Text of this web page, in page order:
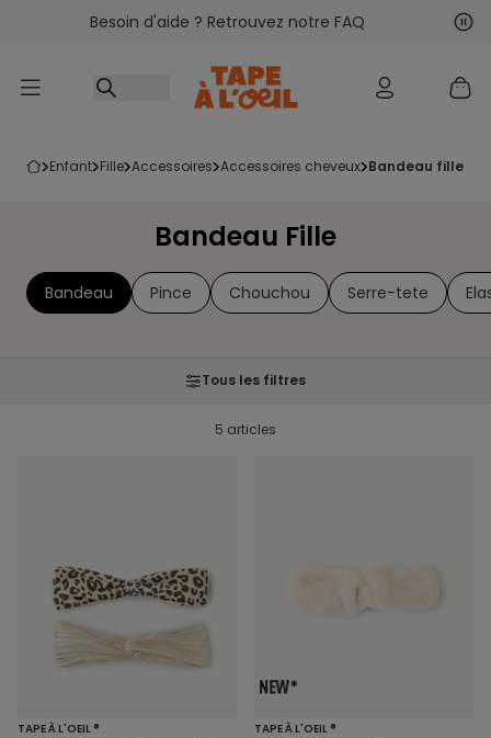
Accéder au contenu
Besoin d'aide ? Retrouvez notre FAQ
enfant fille accessoires accessoires cheveux bandeau fille
Bandeau Fille
Bandeau Pince Chouchou Serre-tete
Tous les filtres
5 articles
TAPE À L'OEIL ® TAPE À L'OEIL ®